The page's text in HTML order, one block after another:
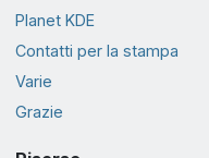
Planet KDE
Contatti per la stampa
Varie
Grazie